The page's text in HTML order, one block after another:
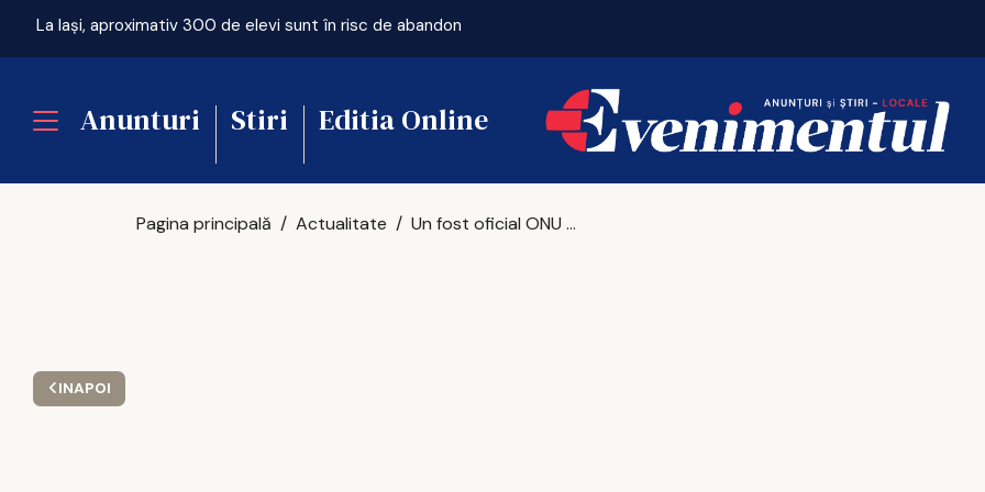
La Iași, aproximativ 300 de elevi sunt în risc de abandon Iașul fierbe în weekend. Vezi unde merită să
Anunturi Stiri Editia Online
INAPOI
Pagina principală Actualitate Un fost oficial ONU a drogat şi violat femei timp de două decenii. El va sta 15 ani la pușcărie